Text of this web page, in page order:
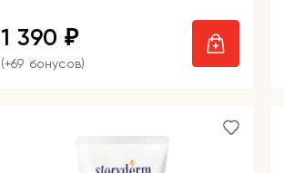
1 390 ₽
(+69 бонусов)